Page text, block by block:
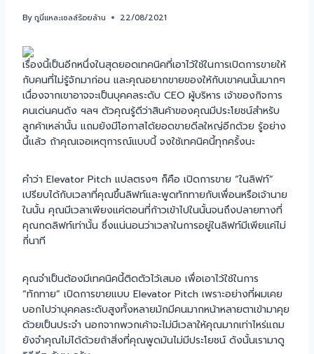
Byกูนี่แหละเซลล์ร้อยล้าน 22/08/2021
เรื่องนี้เป็นอีกหนึ่งในสุดยอดเทคนิคที่เอาไว้ใช้ในการเปิดการขายให้
กับคนที่ไม่รู้จักมาก่อน และคุณอยากขายของให้กับเขาคนนั้นมากๆ
เนื่องจากเขาอาจจะเป็นบุคคลระดับ CEO ผู้บริหาร เจ้าของกิจการ
คนเด่นคนดัง ฯลฯ ตัวคุณรู้ดีว่าสินค้าของคุณมีประโยชน์สำหรับ
ลูกค้าเหล่านั้น แถมยังมีโอกาสได้ยอดขายดีลใหญ่อีกด้วย รู้อย่าง
นี้แล้ว ถ้าคุณเจอเหตุการณ์แบบนี้ จงใช้เทคนิคนี้ทุกครั้งนะ
คำว่า Elevator Pitch แปลตรงๆ ก็คือ เปิดการขาย “ในลิฟท์”
เปรียบได้กับเวลาที่คุณขึ้นลิฟท์และพูดทักทายกับเพื่อนหรือเจ้านาย
ในนั้น คุณมีเวลาเพียงแค่ตอนที่ก้าวเข้าไปในนั้นจนถึงปลายทางที่
คุณกดลิฟท์เท่านั้น ซึ่งแน่นอนว่าเวลาในการอยู่ในลิฟท์มีเพียแค่ไม่
กี่นาที
คุณจำเป็นต้องมีเทคนิคนี้ติดตัวไว้เสมอ เพื่อเอาไว้ใช้ในการ
“ทักทาย” เปิดการขายแบบ Elevator Pitch เพราะอย่างที่ผมเคย
บอกไปว่าบุคคลระดับสูงทั้งหลายมักมีคนมากหน้าหลายตาเข้ามาคุย
ด้วยเป็นประจำ นอกจากพวกเค้าจะไม่มีเวลาให้คุณมากเท่าไหร่แถม
ยังจำคุณไม่ได้ด้วยถ้าสิ่งที่คุณพูดมันไม่มีประโยชน์ ดังนั้นเรามาดู